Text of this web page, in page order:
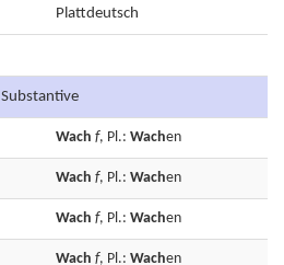
Plattdeutsch
Substantive
Wach f, Pl.: Wachen
Wach f, Pl.: Wachen
Wach f, Pl.: Wachen
Wach f, Pl.: Wachen